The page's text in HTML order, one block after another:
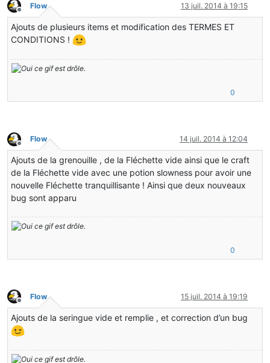
Hors-ligne
Flow 13 juil. 2014 à 19:15
Ajouts de plusieurs items et modification des TERMES ET
CONDITIONS !
0
Hors-ligne
Flow 14 juil. 2014 à 12:04
Ajouts de la grenouille , de la Fléchette vide ainsi que le craft
de la Fléchette vide avec une potion slowness pour avoir une
nouvelle Fléchette tranquillisante ! Ainsi que deux nouveaux
bug sont apparu
0
Hors-ligne
Flow 15 juil. 2014 à 19:19
Ajouts de la seringue vide et remplie , et correction d’un bug